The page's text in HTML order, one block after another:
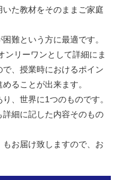
た教材をそのままご家庭
難という方に最適です。
ンリーワンとして詳細にま
、授業時におけるポイン
ることが出来ます。
、世界に1つのものです。
細に記した内容そのもの
お届け致しますので、お